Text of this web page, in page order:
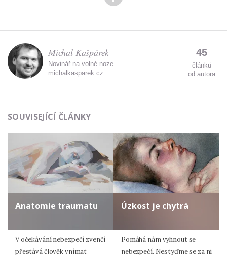
Michal Kašpárek
Novinář na volné noze
michalkasparek.cz
45
článků
od autora
SOUVISEJÍCÍ ČLÁNKY
Anatomie traumatu
V očekávání nebezpečí zvenčí
přestává člověk vnímat
Úzkost je chytrá
Pomáhá nám vyhnout se
nebezpečí. Nestyďme se za ni